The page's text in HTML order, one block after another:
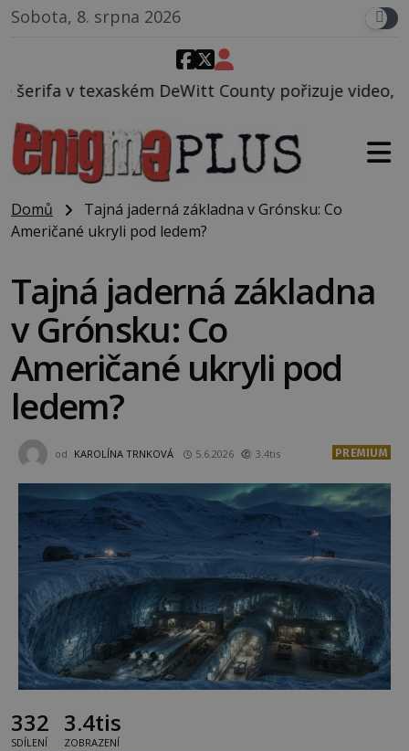
Sobota, 8. srpna 2026
County pořizuje video, na kterém před jeho
Domů
Tajná jaderná základna v Grónsku: Co
Američané ukryli pod ledem?
Tajná jaderná základna
v Grónsku: Co
Američané ukryli pod
ledem?
od KAROLÍNA TRNKOVÁ 5.6.2026 3.4tis PREMIUM
332
SDÍLENÍ
3.4tis
ZOBRAZENÍ